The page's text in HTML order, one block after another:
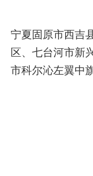
宁夏固原市西吉
区、七台河市新
市科尔沁左翼中